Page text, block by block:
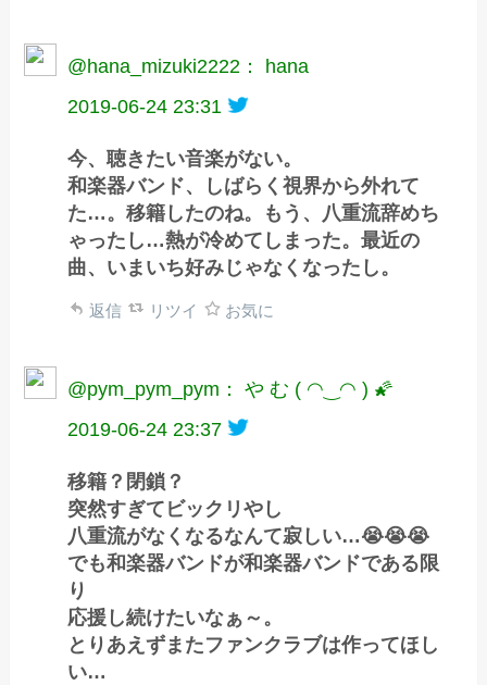
@hana_mizuki2222： hana
2019-06-24 23:31
今、聴きたい音楽がない。
和楽器バンド、しばらく視界から外れて
た…。移籍したのね。もう、八重流辞めち
ゃったし…熱が冷めてしまった。最近の
曲、いまいち好みじゃなくなったし。
返信 リツイ お気に
@pym_pym_pym： や む ( ◠‿◠ ) 🌠
2019-06-24 23:37
移籍？閉鎖？
突然すぎてビックリやし
八重流がなくなるなんて寂しい…😭😭😭
でも和楽器バンドが和楽器バンドである限
り
応援し続けたいなぁ～。
とりあえずまたファンクラブは作ってほし
い…